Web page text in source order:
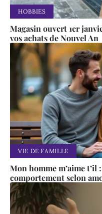
HOBBIES
Magasin ouvert 1er
vos achats de Nouvel An
VIE DE FAMILLE
Mon homme m’aime t’il
comportement selon